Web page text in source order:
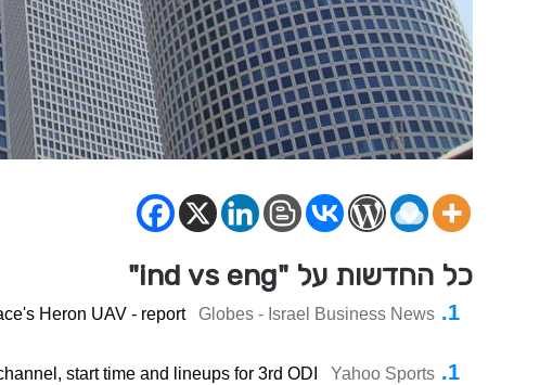
כל החדשות על "ind vs eng"
Heron UAV - report Globes - Israel Business News
start time and lineups for 3rd ODI Yahoo Sports